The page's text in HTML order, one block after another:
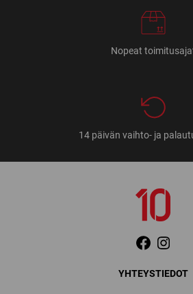
Nopeat
14 päivän vaihto- ja
YHTEYSTIEDOT